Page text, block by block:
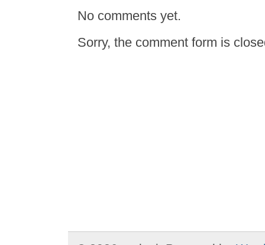
No comments yet.
Sorry, the comment form is